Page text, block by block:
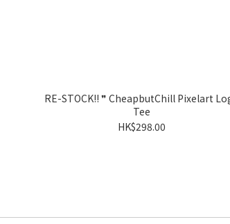
RE-STOCK!! ❞ CheapbutChill Pixelart
Tee
HK$298.00